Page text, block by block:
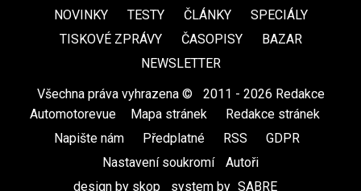
NOVINKY TESTY ČLÁNKY
SPECIÁLY
TISKOVÉ ZPRÁVY
ČASOPISY
BAZAR
NEWSLETTER
Všechna práva vyhrazena ©
2011 - 2026 Redakce
Automotorevue
Mapa stránek Redakce stránek
Napište nám
Předplatné RSS GDPR
Nastavení soukromí
Autoři
design by skop
system by SABRE